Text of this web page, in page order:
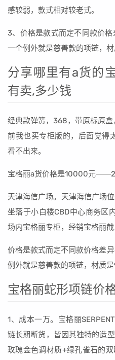
感较弱，款式相对较老式。
3、价格是款式而定不同款价
一个例外就是慈善款的项链，
分享哪里有a货的
有卖,多少钱
经典款弹簧，368，带原标原
前我也买专柜版的，后面觉得
看不出来。
宝格丽a货价格是10000元
天津海信广场。天津海信广场
坐落于小白楼CBD中心商务区
场内宝格丽专柜，经销宝格丽
价格是款式而定不同款价格差
例外就是慈善款的项链，材质
宝格丽蛇形项链价
1、成本一万。宝格丽
链长期断货，皆因其独特的造
玫瑰金色调材质+绿孔雀石的